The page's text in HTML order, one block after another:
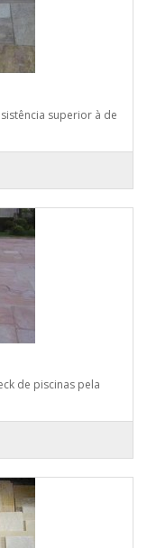
superior à de
de piscinas pela